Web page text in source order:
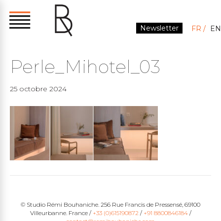
Newsletter FR EN
Perle_Mihotel_03
25 octobre 2024
© Studio Rémi Bouhaniche. 256 Rue Francis de Pressensé, 69100
Villeurbanne. France / +33 (0)615190872/ +91 8800846184/